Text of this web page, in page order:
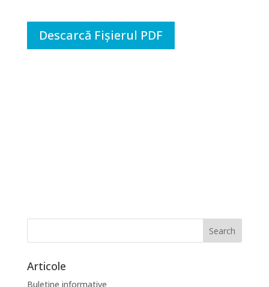
Descarcă Fișierul PDF
Articole
Buletine informative